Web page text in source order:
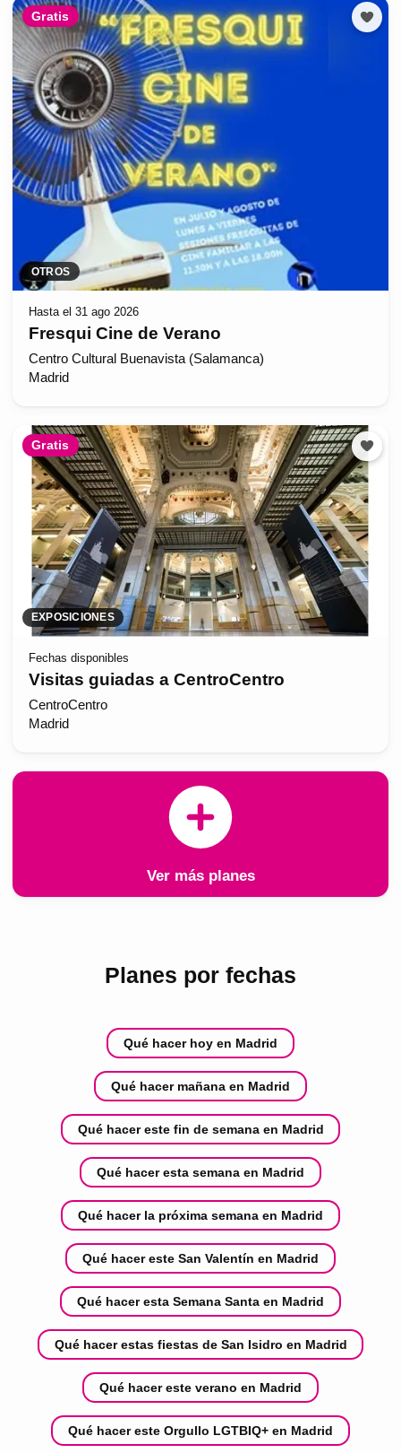
Gratis
OTROS
Hasta el 31 ago 2026
Fresqui Cine de Verano
Centro Cultural Buenavista (Salamanca)
Madrid
Gratis
EXPOSICIONES
Fechas disponibles
Visitas guiadas a CentroCentro
CentroCentro
Madrid
Ver más planes
Planes por fechas
Qué hacer hoy en Madrid
Qué hacer mañana en Madrid
Qué hacer este fin de semana en Madrid
Qué hacer esta semana en Madrid
Qué hacer la próxima semana en Madrid
Qué hacer este San Valentín en Madrid
Qué hacer esta Semana Santa en Madrid
Qué hacer estas fiestas de San Isidro en Madrid
Qué hacer este verano en Madrid
Qué hacer este Orgullo LGTBIQ+ en Madrid